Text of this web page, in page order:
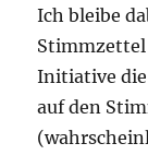
Ich bleibe
Stimmzettel
Initiative die
auf den